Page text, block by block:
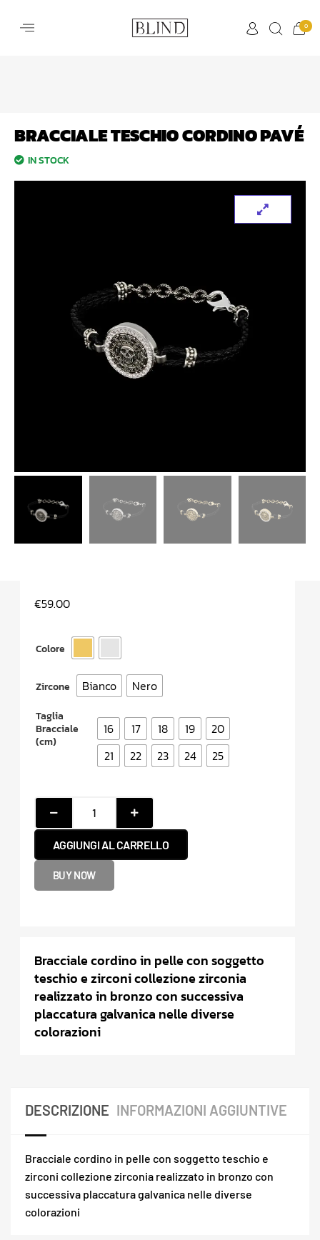
0
BRACCIALE TESCHIO CORDINO PAVÉ
IN STOCK
€59.00
Colore
Zircone Bianco Nero
Taglia
Bracciale
(cm)
16 17 18 19
20
21
22 23 24 25
BUY NOW
AGGIUNGI AL CARRELLO
Bracciale cordino in pelle con soggetto
teschio e zirconi collezione zirconia
realizzato in bronzo con successiva
placcatura galvanica nelle diverse
colorazioni
DESCRIZIONE INFORMAZIONI AGGIUNTIVE
Bracciale cordino in pelle con soggetto teschio e
zirconi collezione zirconia realizzato in bronzo con
successiva placcatura galvanica nelle diverse
colorazioni